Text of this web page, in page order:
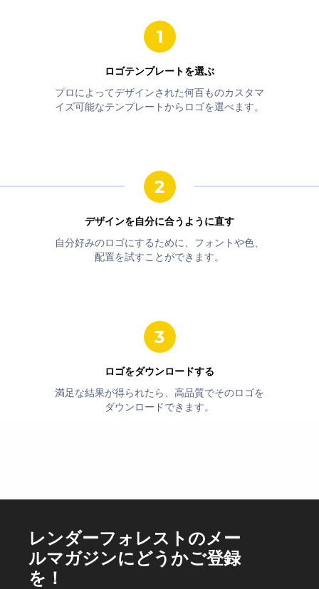
ロゴテンプレートを選ぶ
プロによってデザインされた何百ものカスタマ
イズ可能なテンプレートからロゴを選べます。
デザインを自分に合うように直す
自分好みのロゴにするために、フォントや色、
配置を試すことができます。
ロゴをダウンロードする
満足な結果が得られたら、高品質でそのロゴを
ダウンロードできます。
レンダーフォレストのメー
ルマガジンにどうかご登録
を！